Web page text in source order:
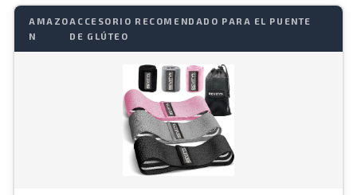
AMAZO
N
ACCESORIO RECOMENDADO PARA EL PUENTE
DE GLÚTEO